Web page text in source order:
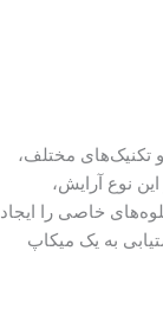
تکنیک‌های مختلف،
نوع آرایش،
خاصی را ایجاد
به یک میکاپ